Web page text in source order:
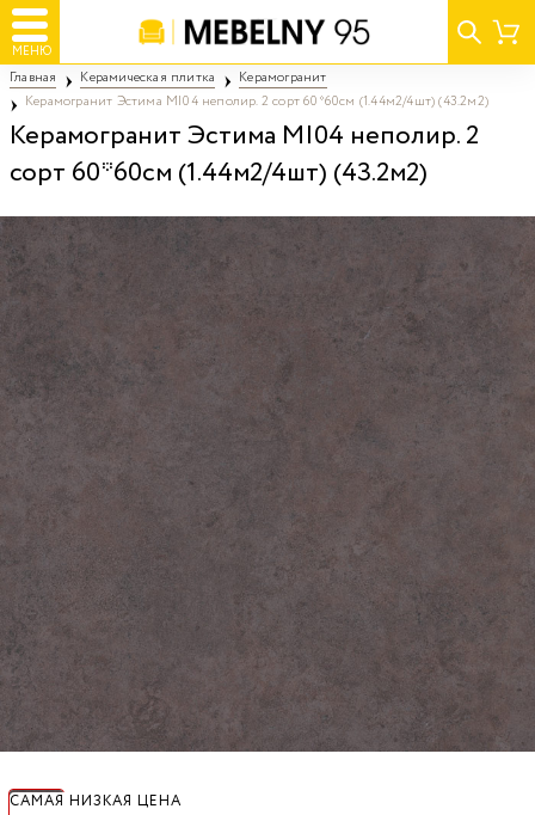
МЕНЮ
Главная Керамическая плитка
Керамогранит
Керамогранит Эстима MI04 неполир. 2 сорт 60*60см (1.44м2/4шт) (43.2м2)
Керамогранит Эстима MI04 неполир. 2
сорт 60*60см (1.44м2/4шт) (43.2м2)
САМАЯ НИЗКАЯ ЦЕНА